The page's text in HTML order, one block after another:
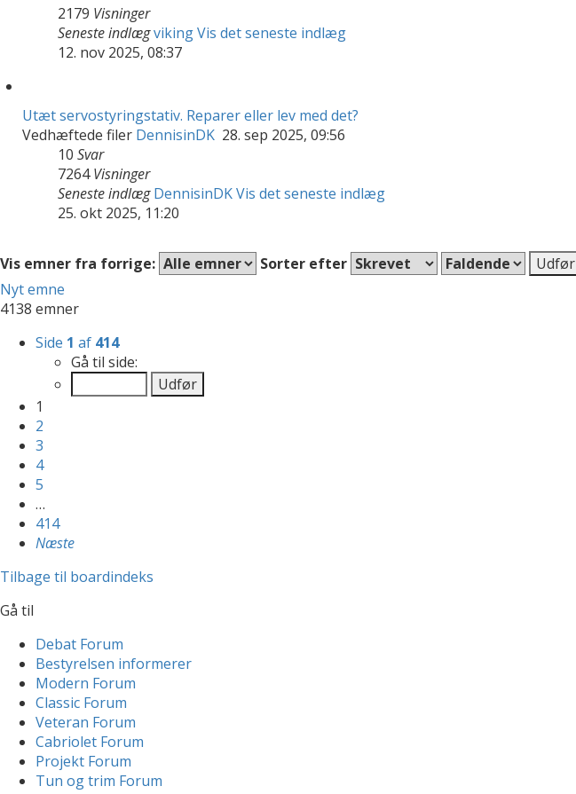
2179 Visninger
Seneste indlægvikingVis det seneste indlæg
12. nov 2025, 08:37
Utæt servostyringstativ. Reparer eller lev med det?
Vedhæftede filer DennisinDK 28. sep 2025, 09:56
10 Svar
7264Visninger
Seneste indlægDennisinDKVis det seneste indlæg
25. okt 2025, 11:20
Vis emner fra forrige:
Sorter efter
Nyt emne
4138 emner
Side 1 af 414
Gå til side:
1
2
3
4
5
…
414
Næste
Tilbage til boardindeks
Gå til
Debat Forum
Bestyrelsen informerer
Modern Forum
Classic Forum
Veteran Forum
Cabriolet Forum
Projekt Forum
Tun og trim Forum